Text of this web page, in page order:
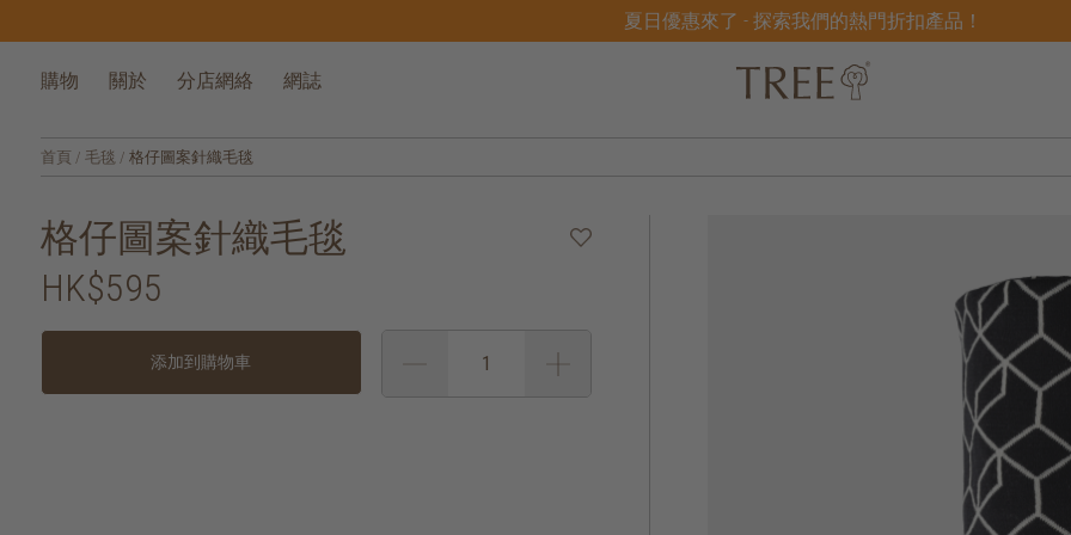
夏日優惠來了 - 探索我們的熱門折扣產品！
購物 關於 分店網絡 網誌
首頁 / 毛毯 / 格仔圖案針織毛毯
格仔圖案針織毛毯
HK$595
添加到購物車